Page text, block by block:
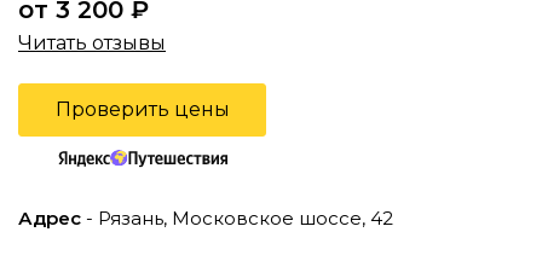
от 3 200 ₽
Читать отзывы
Проверить цены
Адрес - Рязань, Московское шоссе, 42